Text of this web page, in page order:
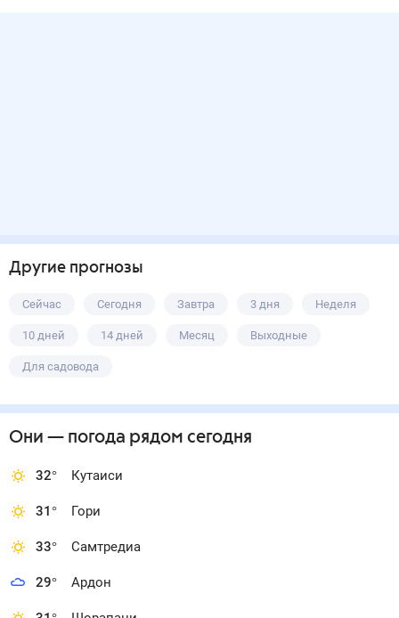
Другие прогнозы
Сейчас Сегодня Завтра 3 дня Неделя
10 дней 14 дней Месяц Выходные
Для садовода
Они — погода рядом сегодня
32° Кутаиси
31° Гори
33° Самтредиа
29° Ардон